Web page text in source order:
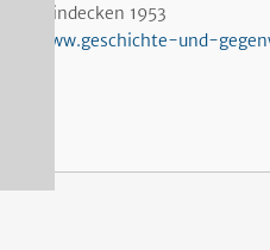
Windecken 1953
www.geschichte-und-